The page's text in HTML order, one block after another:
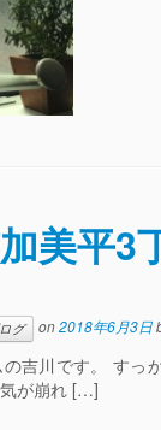
美平3
グ on2018年6月3日
吉川です。 すっ
が崩れ […]